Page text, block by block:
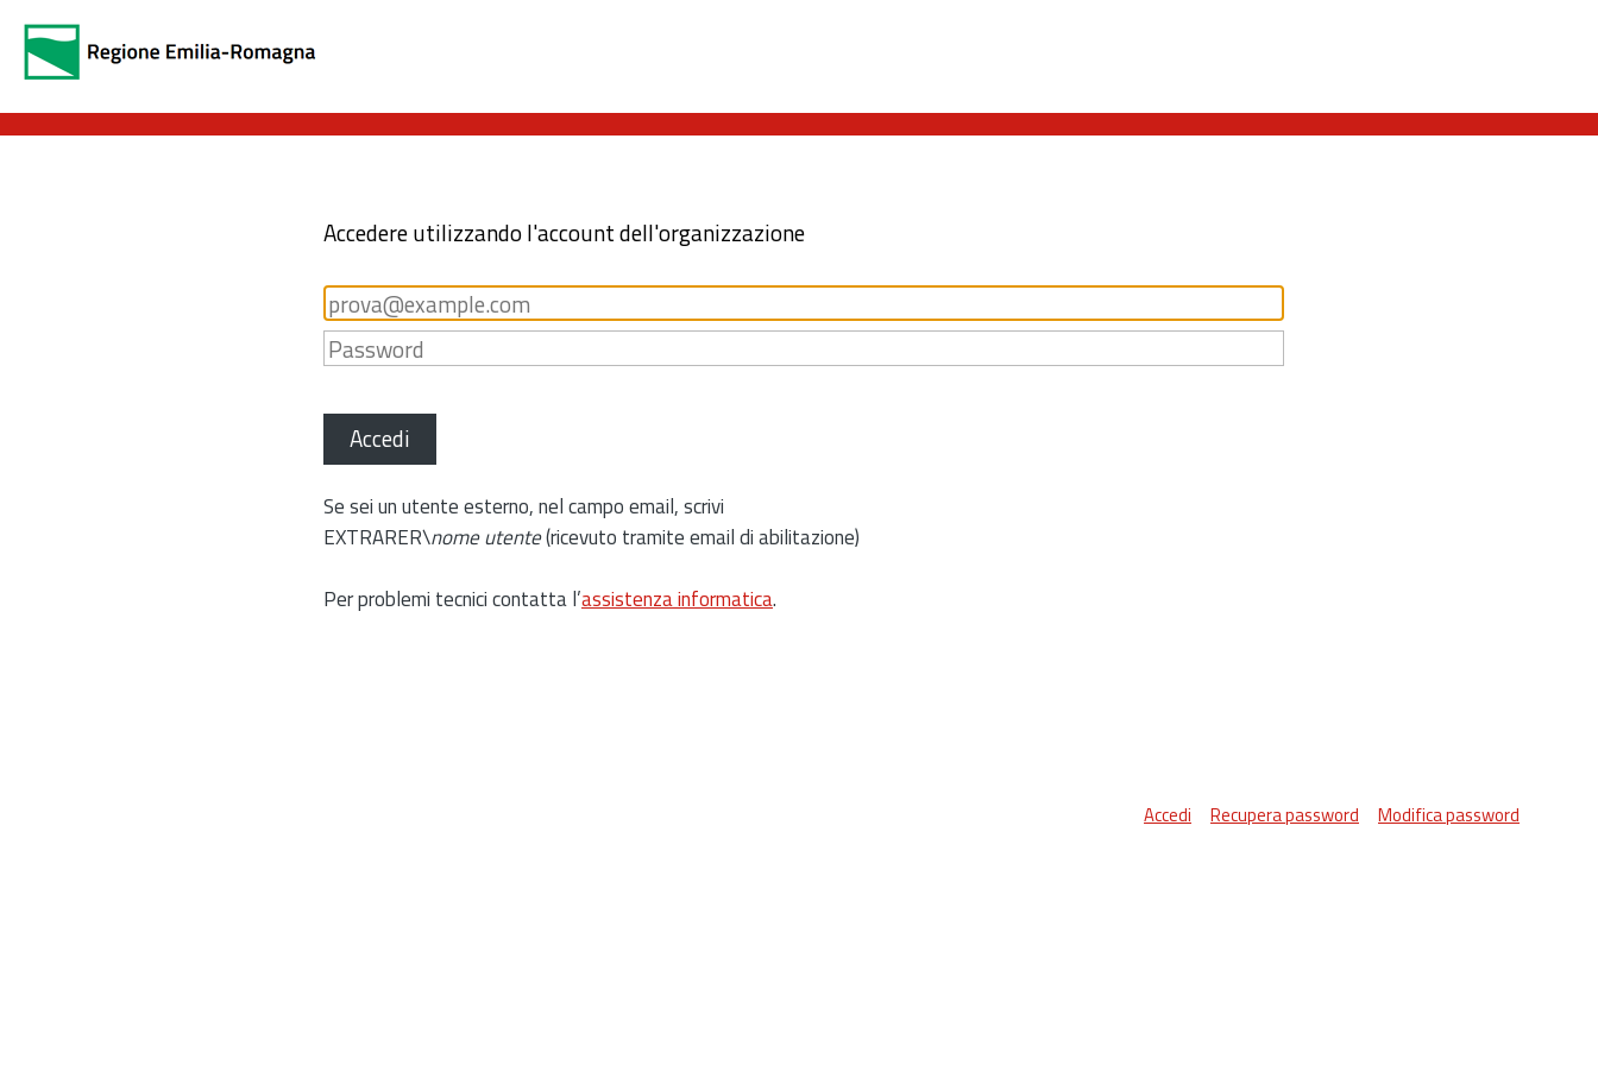
Accedere utilizzando l'account dell'organizzazione
Accedi
Se sei un utente esterno, nel campo email, scrivi
EXTRARER\nome utente(ricevuto tramite email di abilitazione)
Per problemi tecnici contatta l’assistenza informatica.
Accedi Recupera password Modifica password